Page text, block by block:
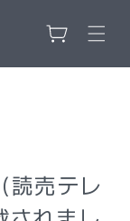
ー
読売テレ